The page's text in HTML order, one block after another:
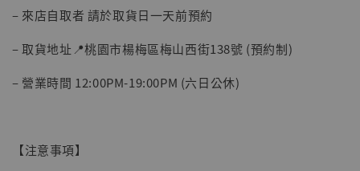
– 來店自取者 請於取貨日一天前預約
– 取貨地址📍桃園市楊梅區梅山西街138號 (預約制)
– 營業時間 12:00PM-19:00PM (六日公休)
【注意事項】